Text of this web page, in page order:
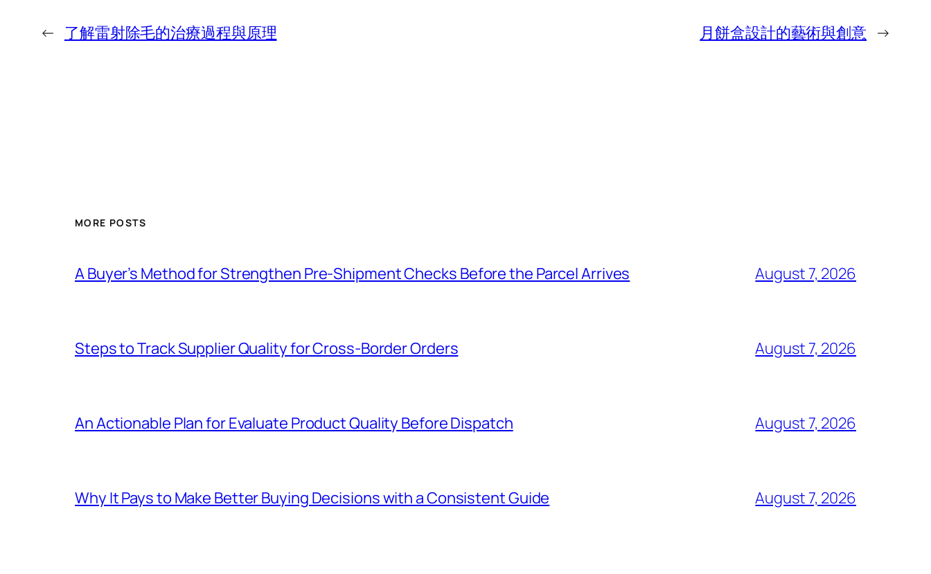
← 了解雷射除毛的治療過程與原理 月餅盒設計的藝術與創意 →
MORE POSTS
A Buyer’s Method for Strengthen Pre-Shipment Checks Before the Parcel Arrives August 7, 2026
Steps to Track Supplier Quality for Cross-Border Orders August 7, 2026
An Actionable Plan for Evaluate Product Quality Before Dispatch August 7, 2026
Why It Pays to Make Better Buying Decisions with a Consistent Guide August 7, 2026